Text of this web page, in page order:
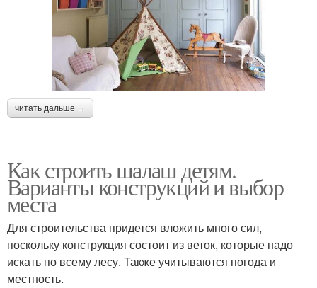
читать дальше →
Как строить шалаш детям.
Варианты конструкций и выбор
места
Для строительства придется вложить много сил,
поскольку конструкция состоит из веток, которые надо
искать по всему лесу. Также учитываются погода и
местность.